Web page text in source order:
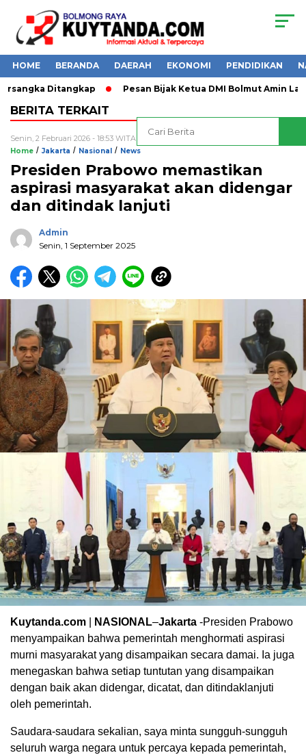
HOME BERANDA DAERAH EKONOMI PENDIDIKAN
Ditangkap Pesan Bijak Ketua DMI Bolmut Amin
Home / Jakarta / Nasional / News
Presiden Prabowo memastikan
aspirasi masyarakat akan didengar
dan ditindak lanjuti
Admin
Senin, 1 September 2025
Kuytanda.com NASIONAL–Jakarta -Presiden Prabowo
menyampaikan bahwa pemerintah menghormati aspirasi
murni masyarakat yang disampaikan secara damai. Ia juga
menegaskan bahwa setiap tuntutan yang disampaikan
dengan baik akan didengar, dicatat, dan ditindaklanjuti
oleh pemerintah.
Saudara-saudara sekalian, saya minta sungguh-sungguh
seluruh warga negara untuk percaya kepada pemerintah,
BERITA TERKAIT
Senin, 2 Februari 2026 - 18:53 WITA